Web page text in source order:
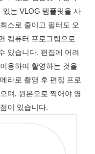
있는 VLOG 템플릿을 사
최소로 줄이고 필터도 오
컴퓨터 프로그램으로
있습니다. 편집에 어려
이용하여 촬영하는 것을
라로 촬영 후 편집 프로
며, 원본으로 찍어야 영
이 있습니다.